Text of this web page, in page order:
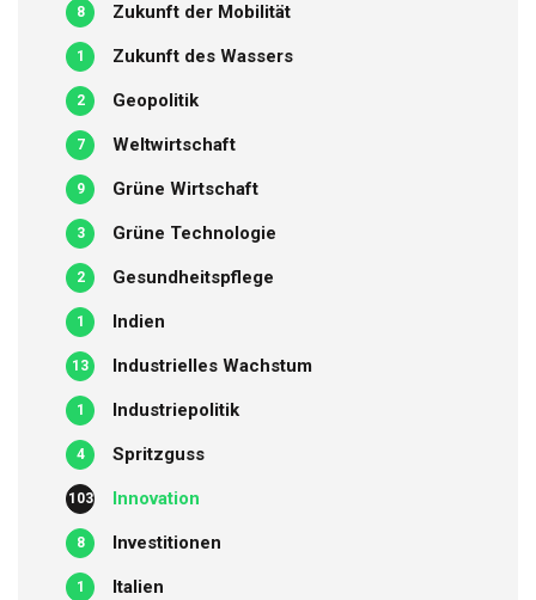
Zukunft der Mobilität
8
Zukunft des Wassers
1
Geopolitik
2
Weltwirtschaft
7
Grüne Wirtschaft
9
Grüne Technologie
3
Gesundheitspflege
2
Indien
1
Industrielles Wachstum
13
Industriepolitik
1
Spritzguss
4
Innovation
103
Investitionen
8
Italien
1